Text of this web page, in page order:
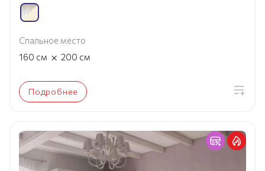
Спальное место
160 см × 200 см
Подробнее